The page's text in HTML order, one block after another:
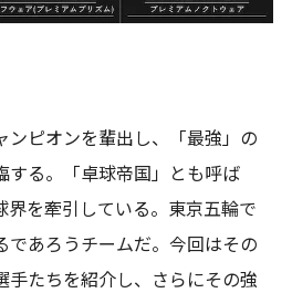
ンピオンを輩出し、「最強」の
する。「卓球帝国」とも呼ば
界を牽引している。東京五輪で
であろうチームだ。今回はその
手たちを紹介し、さらにその強